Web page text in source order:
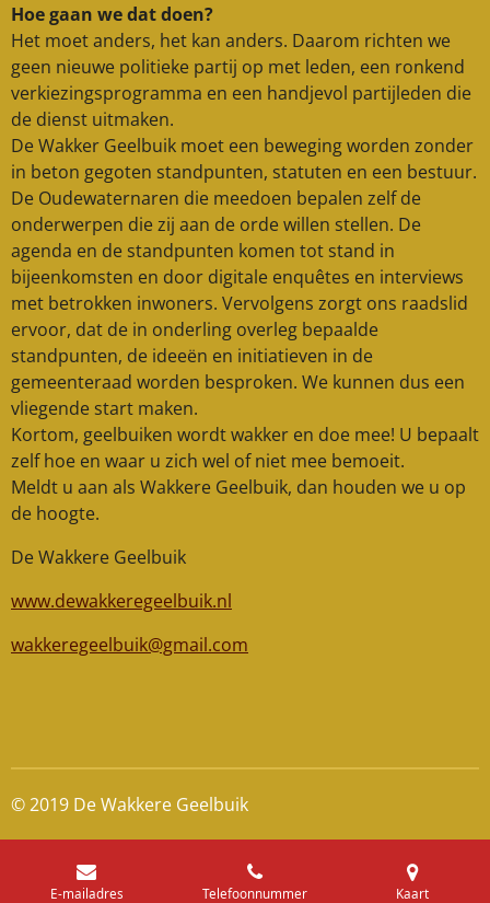
Hoe gaan we dat doen?
Het moet anders, het kan anders. Daarom richten we
geen nieuwe politieke partij op met leden, een ronkend
verkiezingsprogramma en een handjevol partijleden die
de dienst uitmaken.
De Wakker Geelbuik moet een beweging worden zonder
in beton gegoten standpunten, statuten en een bestuur.
De Oudewaternaren die meedoen bepalen zelf de
onderwerpen die zij aan de orde willen stellen. De
agenda en de standpunten komen tot stand in
bijeenkomsten en door digitale enquêtes en interviews
met betrokken inwoners. Vervolgens zorgt ons raadslid
ervoor, dat de in onderling overleg bepaalde
standpunten, de ideeën en initiatieven in de
gemeenteraad worden besproken. We kunnen dus een
vliegende start maken.
Kortom, geelbuiken wordt wakker en doe mee! U bepaalt
zelf hoe en waar u zich wel of niet mee bemoeit.
Meldt u aan als Wakkere Geelbuik, dan houden we u op
de hoogte.
De Wakkere Geelbuik
www.dewakkeregeelbuik.nl
wakkeregeelbuik@gmail.com
© 2019 De Wakkere Geelbuik
E-mailadres Telefoonnummer Kaart